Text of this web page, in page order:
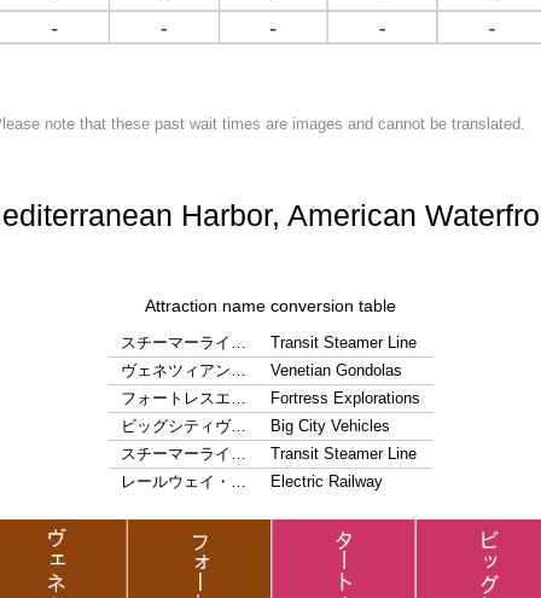
note that these past wait times are images and cannot be translated.
Harbor, American
Attraction name conversion table
スチーマーライ…
Transit Steamer Line
ヴェネツィアン…
Venetian Gondolas
フォートレスエ…
Fortress Explorations
ビッグシティヴ…
Big City Vehicles
スチーマーライ…
Transit Steamer Line
レールウェイ・…
Electric Railway